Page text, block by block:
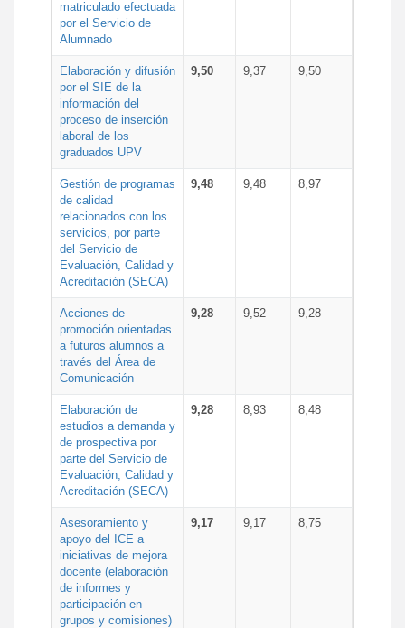
matriculado efectuada
por el Servicio de
Alumnado
Elaboración y difusión
por el SIE de la
información del
proceso de inserción
laboral de los
graduados UPV
9,50 9,37 9,50
Gestión de programas
de calidad
relacionados con los
servicios, por parte
del Servicio de
Evaluación, Calidad y
Acreditación (SECA)
9,48 9,48 8,97
Acciones de
promoción orientadas
a futuros alumnos a
través del Área de
Comunicación
9,28 9,52 9,28
Elaboración de
estudios a demanda y
de prospectiva por
parte del Servicio de
Evaluación, Calidad y
Acreditación (SECA)
9,28 8,93 8,48
Asesoramiento y
apoyo del ICE a
iniciativas de mejora
docente (elaboración
de informes y
participación en
grupos y comisiones)
9,17 9,17 8,75